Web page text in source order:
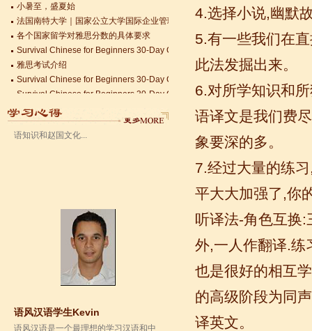
法国南特大学｜国家公立大学国际企业管理硕士 + 跨文化职场通行证，2025 招
各个国家留学对雅思分数的具体要求
Survival Chinese for Beginners 30-Day Challenge day 3
雅思考试介绍
Survival Chinese for Beginners 30-Day Challenge day 2
Survival Chinese for Beginners 30-Day Challenge day 1
国际实习生企业招募 ，如果你希望外国实习生到你的公司工作，请联系我们
Changzhou HSK TEST CENTER常州语风HSK考点正式对外开考了，常州的
语风汉语无锡校 Zack
我叫Zack,我是法国人，无锡语风汉教中
心是一个学习中国文化和对外汉语的好
地方，我在语风汉语学习到非常多的汉
语知识和赵国文化...
语风汉语学生Kevin
语风汉语是一个最理想的学习汉语和中
学校的环境是...
4.选择小说,幽默
5.有一些我们在
此法发掘出来。
6.对所学知识和
语译文是我们费
象要深的多。
7.经过大量的练
平大大加强了,你
听译法-角色互换
外,一人作翻译.练
也是很好的相互
的高级阶段为同
译英文。